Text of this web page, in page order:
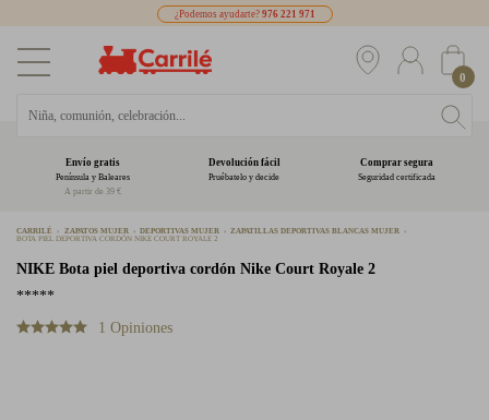
¿Podemos ayudarte? 976 221 971
0
Envío gratis
Península y Baleares
A partir de 39 €
Devolución fácil
Pruébatelo y decide
Comprar segura
Seguridad certificada
CARRILÉ ZAPATOS MUJER DEPORTIVAS MUJER
ZAPATILLAS DEPORTIVAS BLANCAS MUJER
BOTA PIEL DEPORTIVA CORDÓN NIKE COURT ROYALE 2
NIKE Bota piel deportiva cordón Nike Court Royale 2
*****
1 Opiniones